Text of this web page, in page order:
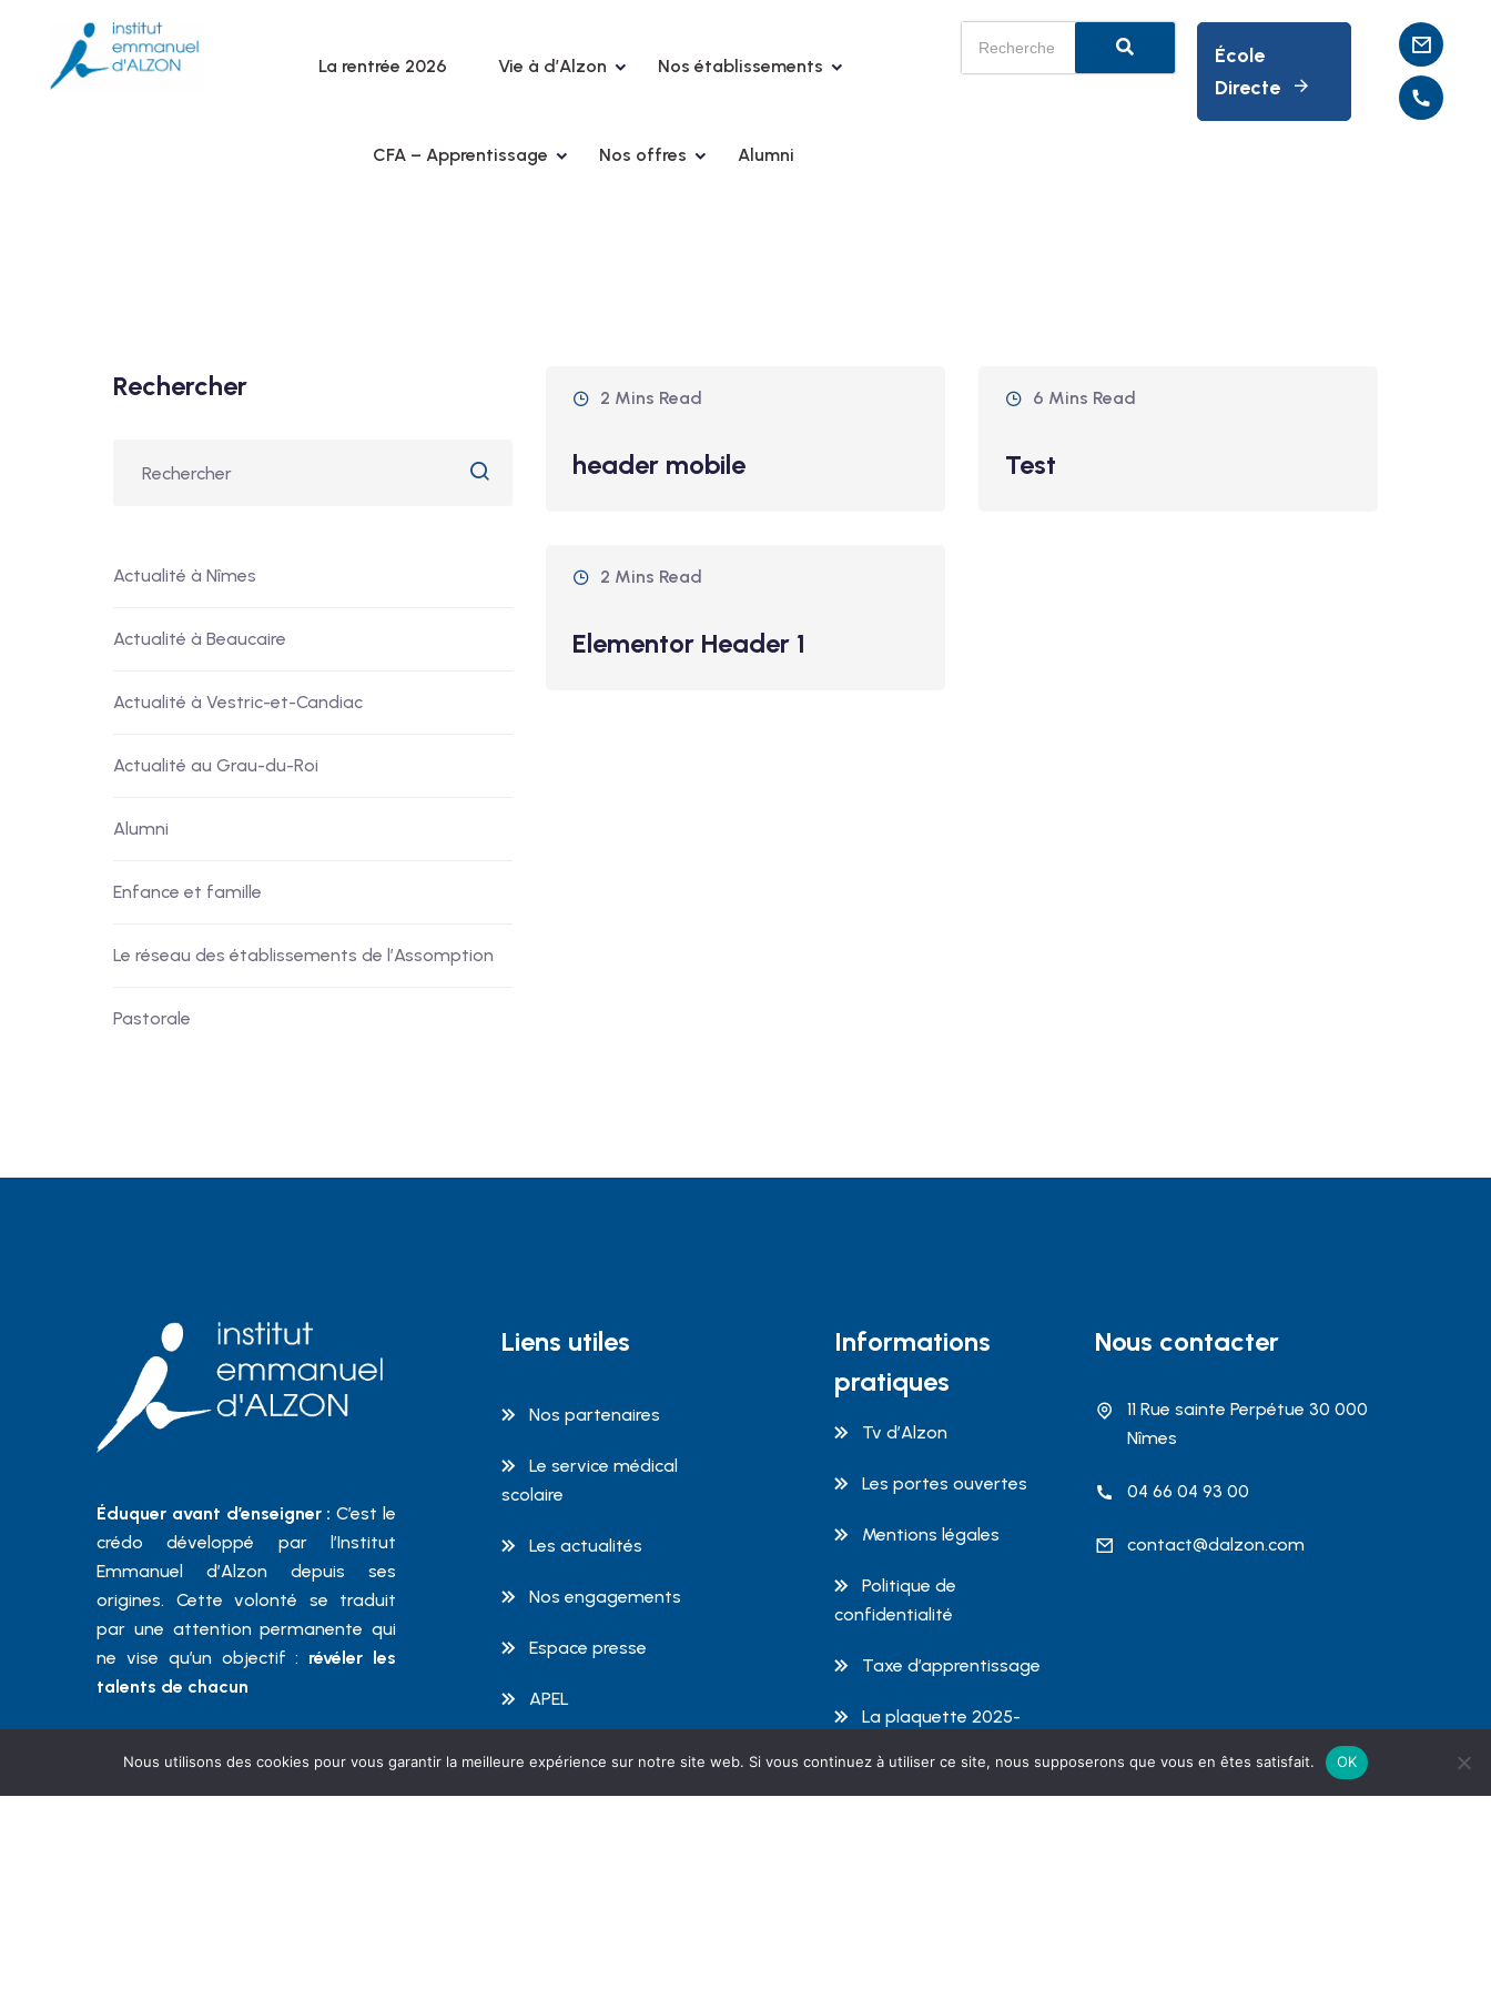
La rentrée 2026 Vie à d’Alzon Nos établissements
CFA – Apprentissage Nos offres Alumni
École
Directe
2 Mins Read
header mobile
6 Mins Read
Test
2 Mins Read
Elementor Header 1
Rechercher
Actualité à Nîmes
Actualité à Beaucaire
Actualité à Vestric-et-Candiac
Actualité au Grau-du-Roi
Alumni
Enfance et famille
Le réseau des établissements de l’Assomption
Pastorale
Éduquer avant d’enseigner : C’est le
crédo développé par l’Institut
Emmanuel d’Alzon depuis ses
origines. Cette volonté se traduit
par une attention permanente qui
ne vise qu’un objectif : révéler les
talents de chacun
Liens utiles
Nos partenaires
Le service médical
scolaire
Les actualités
Nos engagements
Espace presse
APEL
Rejoindre l’équipe de
Informations
pratiques
Tv d’Alzon
Les portes ouvertes
Mentions légales
Politique de
confidentialité
Taxe d’apprentissage
La plaquette 2025-
Espace enseignants
Nous contacter
11 Rue sainte Perpétue 30 000
Nîmes
04 66 04 93 00
contact@dalzon.com
Nous utilisons des cookies pour vous garantir la meilleure expérience sur notre site web. Si vous continuez à utiliser ce site, nous supposerons que vous en êtes satisfait. OK